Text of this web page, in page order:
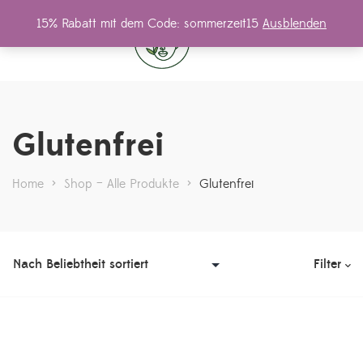
Glutenfrei
Home > Shop – Alle Produkte > Glutenfrei
Filter
15% Rabatt mit dem Code: sommerzeit15 Ausblenden